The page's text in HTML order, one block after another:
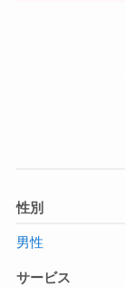
性別
男性
サービス